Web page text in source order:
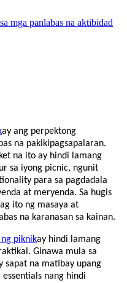
mga panlabas na aktibidad
ay ang perpektong
na pakikipagsapalaran.
na ito ay hindi lamang
sa iyong picnic, ngunit
para sa pagdadala
at meryenda. Sa hugis
ito ng masaya at
na karanasan sa kainan.
ng piknikay hindi lamang
Ginawa mula sa
sapat na matibay upang
nang hindi